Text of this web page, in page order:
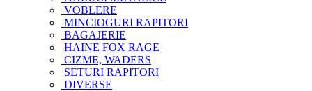
VOBLERE
MINCIOGURI RAPITORI
BAGAJERIE
HAINE FOX RAGE
CIZME, WADERS
SETURI RAPITORI
DIVERSE